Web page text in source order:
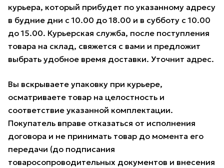
курьера, который прибудет по указанному адресу
в будние дни с 10.00 до 18.00 и в субботу с 10.00
до 15.00. Курьерская служба, после поступления
товара на склад, свяжется с вами и предложит
выбрать удобное время доставки. Уточнит адрес.
Вы вскрываете упаковку при курьере,
осматриваете товар на целостность и
соответствие указанной комплектации.
Покупатель вправе отказаться от исполнения
договора и не принимать товар до момента его
передачи (до подписания
товаросопроводительных документов и внесения